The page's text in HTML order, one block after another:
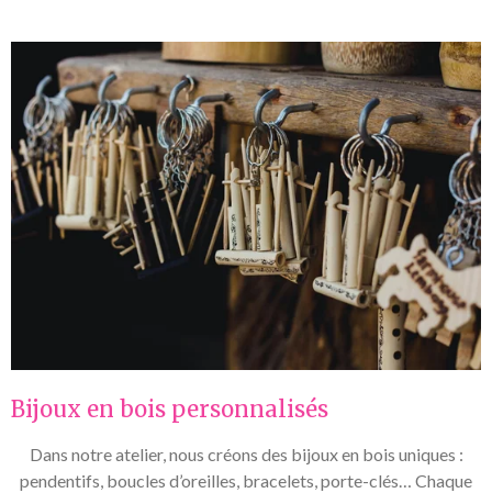
Bijoux en bois personnalisés
Dans notre atelier, nous créons des bijoux en bois uniques :
pendentifs, boucles d’oreilles, bracelets, porte-clés… Chaque